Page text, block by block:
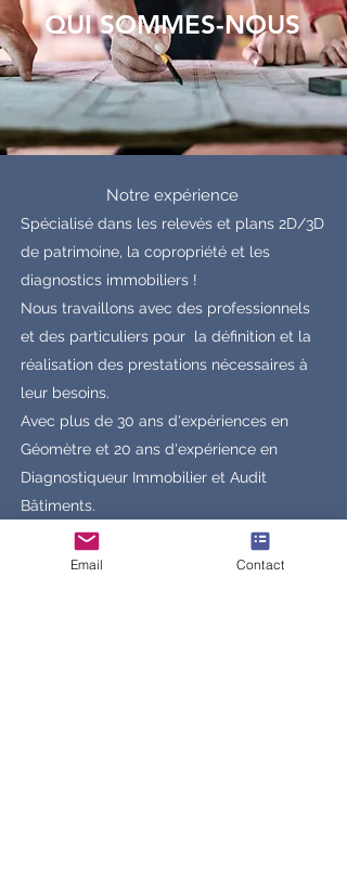
QUI SOMMES-NOUS
Notre expérience
Spécialisé dans les relevés et plans 2D/3D
de patrimoine, la copropriété et les
diagnostics immobiliers !
Nous travaillons avec des professionnels
et des particuliers pour la définition et la
réalisation des prestations nécessaires à
leur besoins.
Avec plus de 30 ans d'expériences en
Géomètre et 20 ans d'expérience en
Diagnostiqueur Immobilier et Audit
Bâtiments.
Notre équipe est prête à répondre à
toutes les demandes, et gère chaque
Email Contact